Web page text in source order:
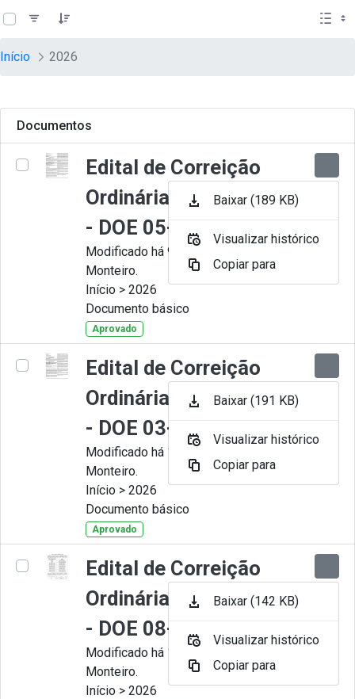
Pular para o Conteúdo principal
teste descricao
Início 2026
Documentos
Edital de Correição
Ordinária nº 009-2026
- DOE 05-08-2026
Modificado há 9 horas por Juliana
Monteiro.
Início > 2026
Documento básico
Aprovado
Edital de Correição
Ordinária nº 008-2026
- DOE 03-07-2026
Modificado há 1 Mês por Juliana
Monteiro.
Início > 2026
Documento básico
Aprovado
Edital de Correição
Ordinária nº 007-2026
- DOE 08-06-2026
Modificado há 1 Mês por Juliana
Monteiro.
Início > 2026
Baixar (189 KB)
Visualizar histórico
Copiar para
Baixar (191 KB)
Visualizar histórico
Copiar para
Baixar (142 KB)
Visualizar histórico
Copiar para